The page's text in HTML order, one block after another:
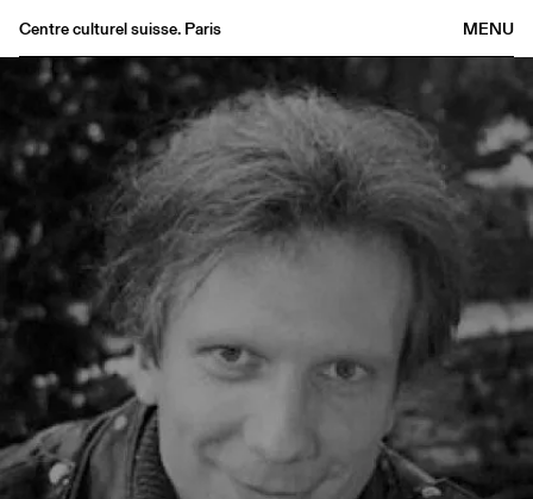
MENU
Centre culturel suisse. Paris
Agenda
Bookshop
Buvette
Medias
Publications
About